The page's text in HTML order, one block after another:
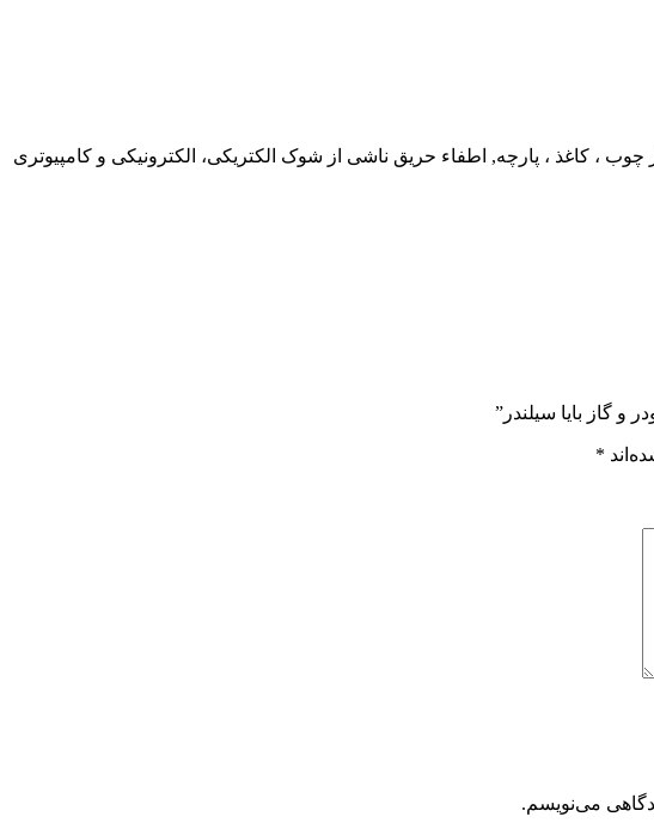
، کاغذ ، پارچه, اطفاء حریق ناشی از شوک الکتریکی، الکترونیکی و کامپیوتری
*
می‌نویسم.